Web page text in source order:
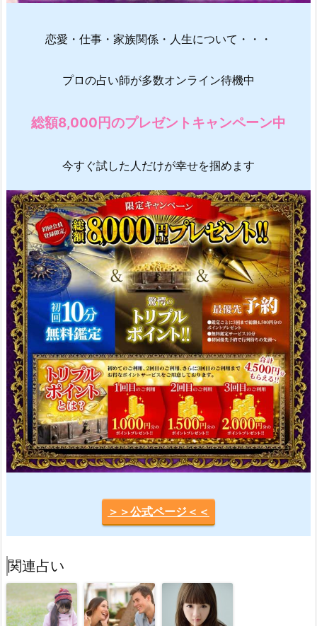
恋愛・仕事・家族関係・人生について・・・
プロの占い師が多数オンライン待機中
総額8,000円のプレゼントキャンペーン中
今すぐ試した人だけが幸せを掴めます
＞＞公式ページ＜＜
関連占い